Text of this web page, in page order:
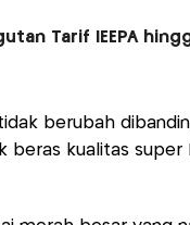
Tarif IEEPA
berubah
beras kualitas super